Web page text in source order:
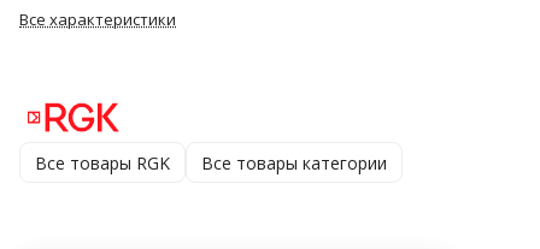
Все характеристики
Все товары RGK Все товары категории